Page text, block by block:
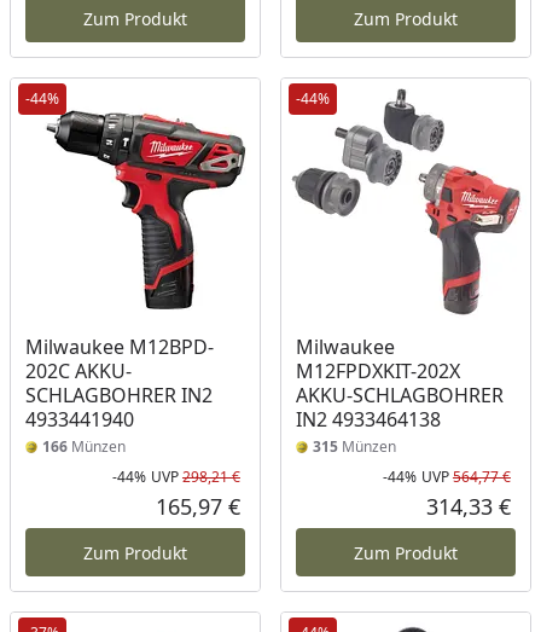
Zum Produkt Zum Produkt
-44%
Milwaukee M12BPD-
202C AKKU-
SCHLAGBOHRER IN2
4933441940
166 Münzen
Rabatt in Prozent
-44%
Ursprünglicher Preis
UVP298,21 €
Aktueller Preis
165,97 €
Zum Produkt
-44%
Milwaukee
M12FPDXKIT-202X
AKKU-SCHLAGBOHRER
IN2 4933464138
315Münzen
-44% UVP564,77 €
314,33 €
Zum Produkt